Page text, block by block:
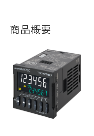
商品概要